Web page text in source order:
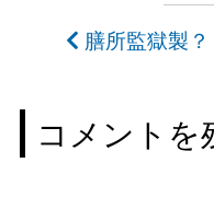
ゲ
ー
膳所監獄製
コメントを